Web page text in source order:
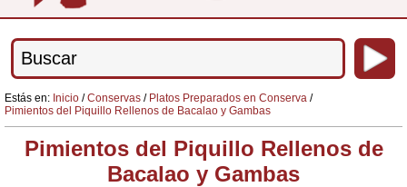
Estás en: Inicio /Conservas / Platos Preparados en Conserva /
Pimientos del Piquillo Rellenos de Bacalao y Gambas
Pimientos del Piquillo Rellenos de
Bacalao y Gambas